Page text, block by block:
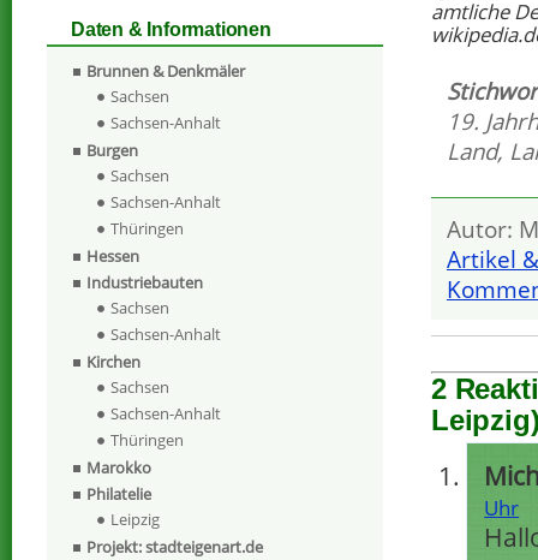
amtliche
19.
Land,
Autor:
Artikel
2
Uhr
Daten & Informationen
Brunnen & Denkmäler
Sachsen
Sachsen-Anhalt
Burgen
Sachsen
Sachsen-Anhalt
Thüringen
Hessen
Industriebauten
Sachsen
Sachsen-Anhalt
Kirchen
Sachsen
Sachsen-Anhalt
Thüringen
Marokko
Philatelie
Leipzig
Projekt: stadteigenart.de